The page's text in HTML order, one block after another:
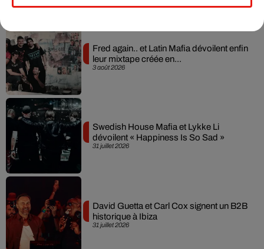
3 août 2026
Fred again.. et Latin Mafia dévoilent enfin
leur mixtape créée en...
31 juillet 2026
Swedish House Mafia et Lykke Li
dévoilent « Happiness Is So Sad »
31 juillet 2026
David Guetta et Carl Cox signent un B2B
historique à Ibiza